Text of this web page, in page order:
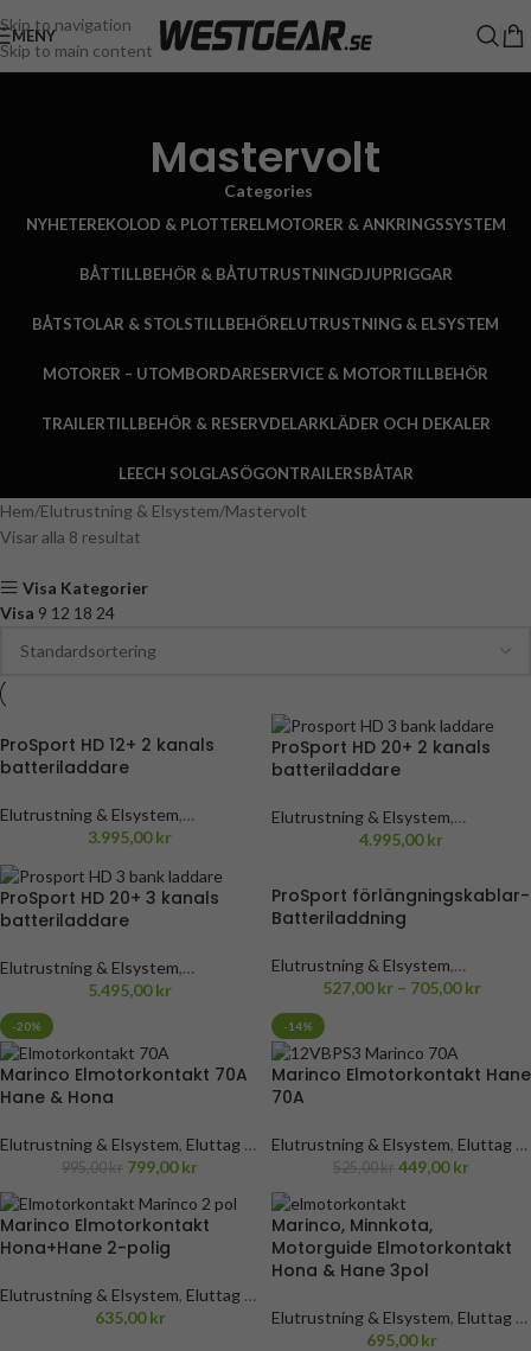
Skip to navigation
Skip to main content
MENY
Mastervolt
Categories
NYHETEREKOLOD & PLOTTERELMOTORER & ANKRINGSSYSTEM
BÅTTILLBEHÖR & BÅTUTRUSTNINGDJUPRIGGAR
BÅTSTOLAR & STOLSTILLBEHÖRELUTRUSTNING & ELSYSTEM
MOTORER – UTOMBORDARESERVICE & MOTORTILLBEHÖR
TRAILERTILLBEHÖR & RESERVDELARKLÄDER OCH DEKALER
LEECH SOLGLASÖGONTRAILERSBÅTAR
Hem Elutrustning & Elsystem Mastervolt
Visar alla 8 resultat
Visa Kategorier
Visa 9 12 18 24
ProSport HD 12+ 2 kanals
batteriladdare
Elutrustning & Elsystem,
Batteriladdare,Mastervolt
Batteriladdare
3.995,00kr
ProSport HD 20+ 2 kanals
batteriladdare
Elutrustning & Elsystem,
Batteriladdare,Mastervolt
Batteriladdare
4.995,00kr
ProSport HD 20+ 3 kanals
batteriladdare
Elutrustning & Elsystem,
Batteriladdare,Mastervolt
ProMariner ProSport
Batteriladdare
5.495,00kr
ProSport förlängningskablar-
Batteriladdning
Elutrustning & Elsystem,
Batteriladdare, Mastervolt,
ProMariner ProSport
Batteriladdare
527,00kr – 705,00kr
-20%
Marinco Elmotorkontakt 70A
Hane & Hona
Elutrustning & Elsystem, Eluttag &
Kontakter,Mastervolt,Elmotorer
& Ankringssystem
elmotorer Motorguide elmotorer
Tillbehör elmotorer Garmin,
Tillbehör elmotorer Minn Kota
995,00kr 799,00kr
-14%
Marinco Elmotorkontakt Hane
70A
Elutrustning & Elsystem, Eluttag &
Kontakter,Mastervolt,Elmotorer
& Ankringssystem
elmotorer Motorguide elmotorer
Tillbehör elmotorer Minn Kota
Tillbehör elmotorer Motorguide
525,00kr 449,00kr
Marinco Elmotorkontakt
Hona+Hane 2-polig
Elutrustning & Elsystem, Eluttag &
Mastervolt
635,00kr
Marinco, Minnkota,
Motorguide Elmotorkontakt
Hona & Hane 3pol
Elutrustning & Elsystem, Eluttag &
Mastervolt
695,00kr